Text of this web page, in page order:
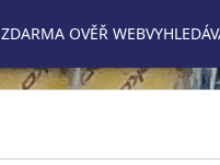
ZDARMA OVĚŘ WEB